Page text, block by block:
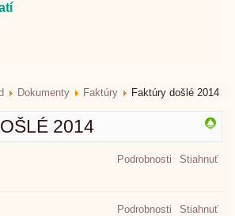
Dokumenty Faktúry Faktúry došlé 2014
2014
Stiahnuť
Podrobnosti
Stiahnuť
Podrobnosti